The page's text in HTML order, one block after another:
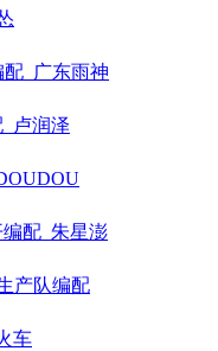
_广东雨神
卢润泽
配_朱星澎
产队编配
车